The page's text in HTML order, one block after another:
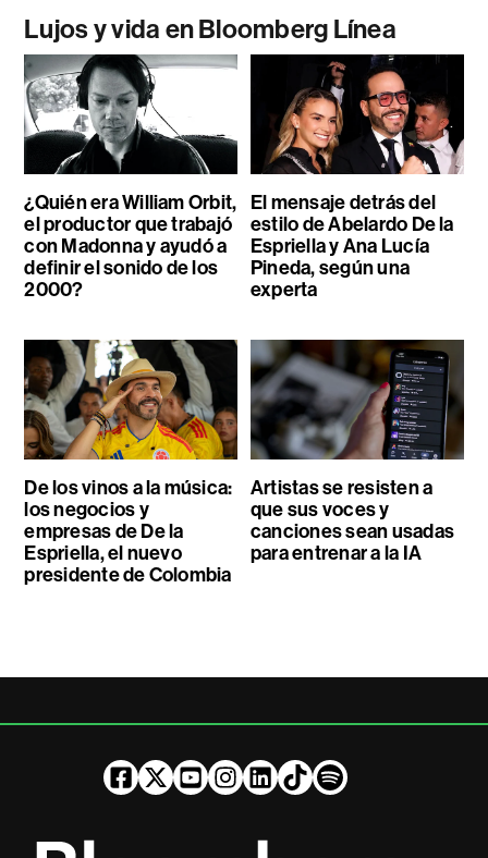
Lujos y vida en Bloomberg Línea
¿Quién era William Orbit,
el productor que trabajó
con Madonna y ayudó a
definir el sonido de los
2000?
El mensaje detrás del
estilo de Abelardo De la
Espriella y Ana Lucía
Pineda, según una
experta
De los vinos a la música:
los negocios y
empresas de De la
Espriella, el nuevo
presidente de Colombia
Artistas se resisten a
que sus voces y
canciones sean usadas
para entrenar a la IA